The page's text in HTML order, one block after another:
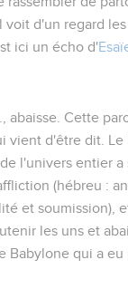
voit d'un regard
ici un écho d'
abaisse . Cette
vient d'être dit.
l'univers entier a
(hébreu :
et soumission),
les uns et
Babylone qui a eu